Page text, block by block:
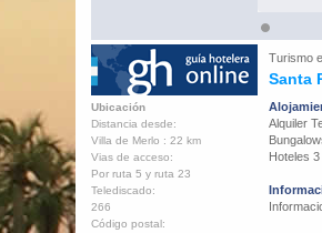
Turismo
Santa
Ubicación
Distancia desde:
Villa de Merlo : 22 km
Vias de acceso:
Por ruta 5 y ruta 23
Telediscado:
266
Código postal:
Alquiler
Hoteles